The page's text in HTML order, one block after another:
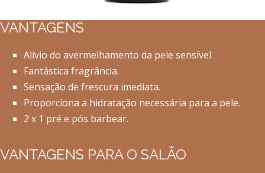
VANTAGENS
Alivio do avermelhamento da pele sensível.
Fantástica fragrância.
Sensação de frescura imediata.
Proporciona a hidratação necessária para a pele.
2 x 1 pré e pós barbear.
VANTAGENS PARA O SALÃO